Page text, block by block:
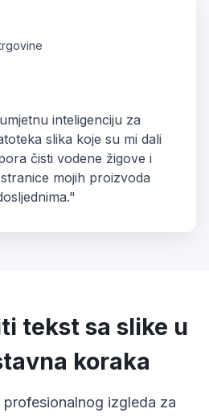
inteligenciju za
slika koje su mi dali
čisti vodene žigove i
mojih proizvoda
tekst sa slike u
koraka
izgleda za